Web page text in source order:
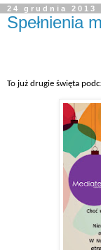
24 grudnia 2013
Spełnienia
To już drugie święta